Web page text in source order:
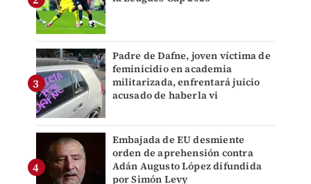
Padre de Dafne, joven víctima de
feminicidio en academia
militarizada, enfrentará juicio
acusado de haberla vi
Embajada de EU desmiente
orden de aprehensión contra
Adán Augusto López difundida
por Simón Levy